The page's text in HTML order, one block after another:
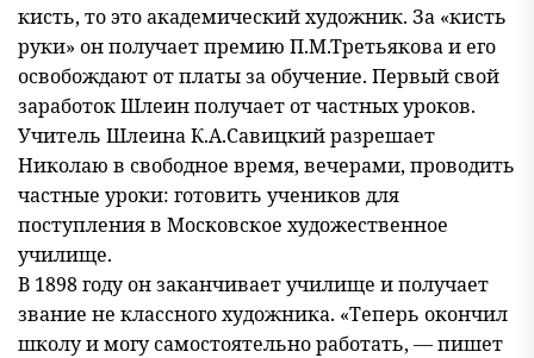
кисть, то это академический художник. За «кисть
руки» он получает премию П.М.Третьякова и его
освобождают от платы за обучение. Первый свой
заработок Шлеин получает от частных уроков.
Учитель Шлеина К.А.Савицкий разрешает
Николаю в свободное время, вечерами, проводить
частные уроки: готовить учеников для
поступления в Московское художественное
училище.
В 1898 году он заканчивает училище и получает
звание не классного художника. «Теперь окончил
школу и могу самостоятельно работать, — пишет